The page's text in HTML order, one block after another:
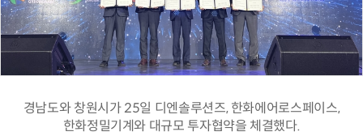
경남도와 창원시가 25일 디엔솔루션즈, 한화에어로스페이스,
한화정밀기계와 대규모 투자협약을 체결했다.